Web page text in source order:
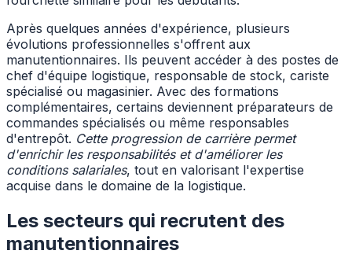
Après quelques années d'expérience, plusieurs
évolutions professionnelles s'offrent aux
manutentionnaires. Ils peuvent accéder à des postes de
chef d'équipe logistique, responsable de stock, cariste
spécialisé ou magasinier. Avec des formations
complémentaires, certains deviennent préparateurs de
commandes spécialisés ou même responsables
d'entrepôt. Cette progression de carrière permet
d'enrichir les responsabilités et d'améliorer les
conditions salariales, tout en valorisant l'expertise
acquise dans le domaine de la logistique.
Les secteurs qui recrutent des
manutentionnaires